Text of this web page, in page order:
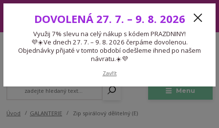
7. – 9. 8. 2026 čerpáme dovolenou. Objednávky přijaté v tomto období
odešleme ihned po našem návratu.☀️💜
Menu
CZK
Expedice 775 866 913
Po-Čt 9-15:30 Pá 9-14:30 Pauza 13-13:45
Úvod GALANTERIE Zip spirálový dělitelný (E)
DOVOLENÁ 27. 7. – 9. 8. 2026
Využij 7% slevu na celý nákup s kódem PRAZDNINY!
💜☀️Ve dnech 27. 7. – 9. 8. 2026 čerpáme dovolenou.
Objednávky přijaté v tomto období odešleme ihned po našem
návratu.☀️💜
Zavřít